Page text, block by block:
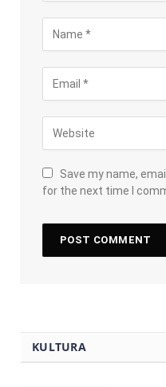
Save my name,
for the next time I
KULTURA